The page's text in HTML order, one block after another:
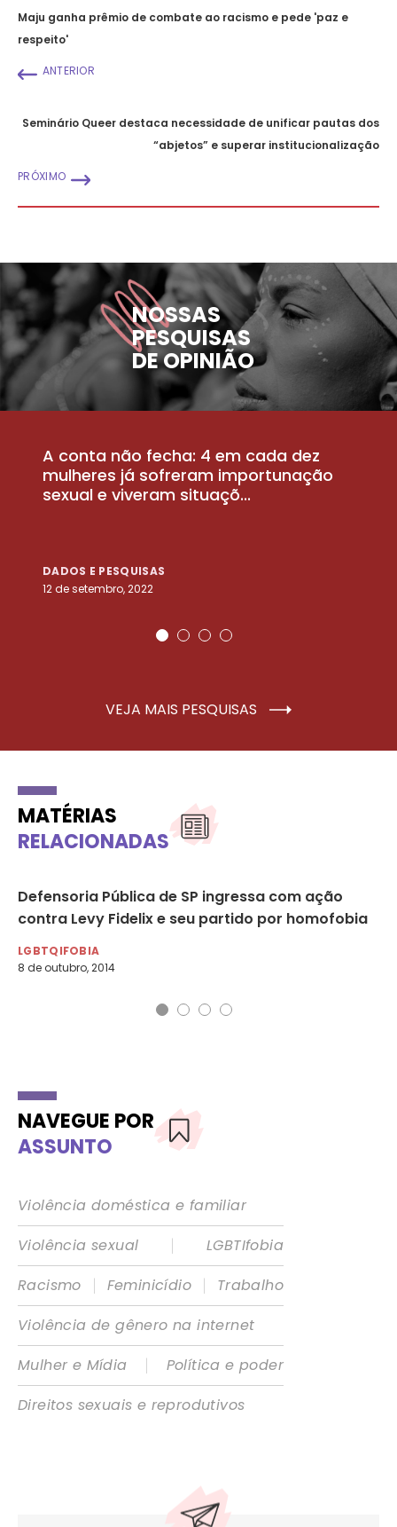
Maju ganha prêmio de combate ao racismo e pede 'paz e
respeito'
ANTERIOR
Seminário Queer destaca necessidade de unificar pautas dos
“abjetos” e superar institucionalização
PRÓXIMO
NOSSAS
PESQUISAS
DE OPINIÃO
A conta não fecha: 4 em cada dez
mulheres já sofreram importunação
sexual e viveram situaçõ...
DADOS E PESQUISAS
12 de setembro, 2022
VEJA MAIS PESQUISAS
MATÉRIAS
RELACIONADAS
Defensoria Pública de SP ingressa com ação
contra Levy Fidelix e seu partido por homofobia
LGBTQIFOBIA
8 de outubro, 2014
NAVEGUE POR
ASSUNTO
Violência doméstica e familiar
Violência sexual
|
LGBTIfobia
Racismo
| Feminicídio |
Trabalho
Violência de gênero na internet
Mulher e Mídia
|
Política e poder
Direitos sexuais e reprodutivos